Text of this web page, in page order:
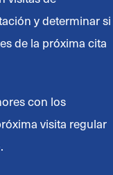
y determinar si
de la próxima cita
con los
visita regular